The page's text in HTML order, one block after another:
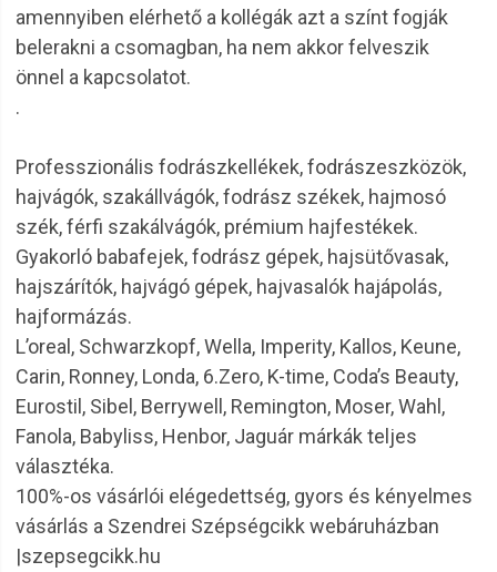
amennyiben elérhető a kollégák azt a színt fogják
belerakni a csomagban, ha nem akkor felveszik
önnel a kapcsolatot.
.
Professzionális fodrászkellékek, fodrászeszközök,
hajvágók, szakállvágók, fodrász székek, hajmosó
szék, férfi szakálvágók, prémium hajfestékek.
Gyakorló babafejek, fodrász gépek, hajsütővasak,
hajszárítók, hajvágó gépek, hajvasalók hajápolás,
hajformázás.
L’oreal, Schwarzkopf, Wella, Imperity, Kallos, Keune,
Carin, Ronney, Londa, 6.Zero, K-time, Coda’s Beauty,
Eurostil, Sibel, Berrywell, Remington, Moser, Wahl,
Fanola, Babyliss, Henbor, Jaguár márkák teljes
választéka.
100%-os vásárlói elégedettség, gyors és kényelmes
vásárlás a Szendrei Szépségcikk webáruházban
|szepsegcikk.hu